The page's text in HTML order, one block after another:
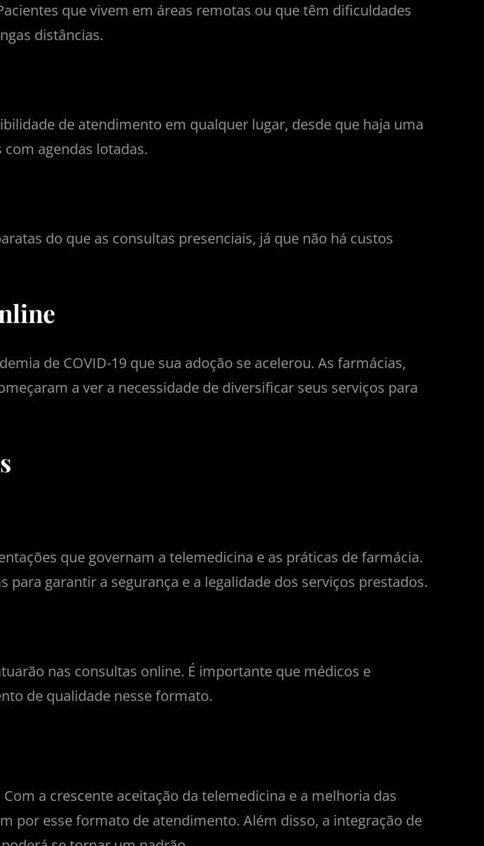
que vivem em áreas remotas ou que têm dificuldades
distâncias.
de atendimento em qualquer lugar, desde que haja uma
agendas lotadas.
do que as consultas presenciais, já que não há custos
de COVID-19 que sua adoção se acelerou. As farmácias,
a ver a necessidade de diversificar seus serviços para
que governam a telemedicina e as práticas de farmácia.
garantir a segurança e a legalidade dos serviços prestados.
nas consultas online. É importante que médicos e
de qualidade nesse formato.
a crescente aceitação da telemedicina e a melhoria das
por esse formato de atendimento. Além disso, a integração de